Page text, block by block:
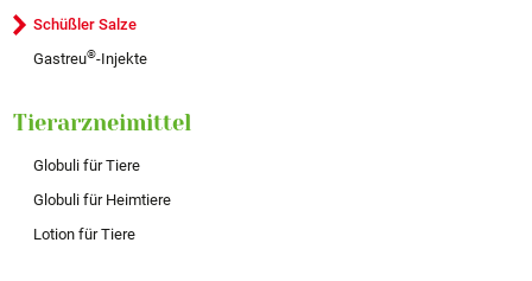
Schüßler Salze
Gastreu®-Injekte
Tierarzneimittel
Globuli für Tiere
Globuli für Heimtiere
Lotion für Tiere